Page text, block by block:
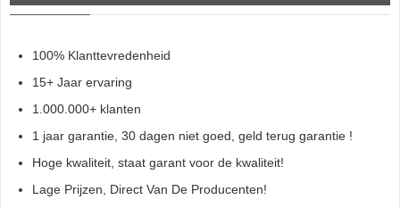
100% Klanttevredenheid
15+ Jaar ervaring
1.000.000+ klanten
1 jaar garantie, 30 dagen niet goed, geld terug garantie !
Hoge kwaliteit, staat garant voor de kwaliteit!
Lage Prijzen, Direct Van De Producenten!